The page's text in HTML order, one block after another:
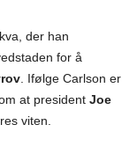
der han
for å
. Ifølge Carlson er
at president Joe
viten.